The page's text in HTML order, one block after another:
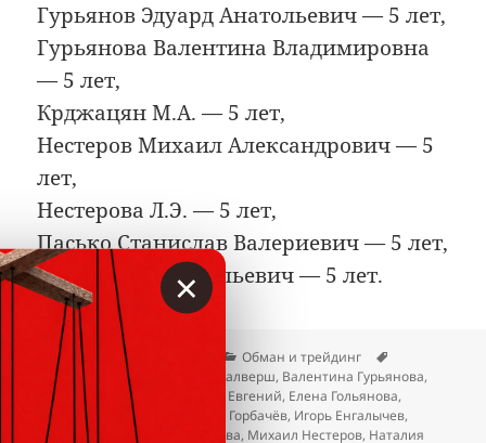
Гурьянов Эдуард Анатольевич — 5 лет,
Гурьянова Валентина Владимировна
— 5 лет,
Крджацян М.А. — 5 лет,
Нестеров Михаил Александрович — 5
лет,
Нестерова Л.Э. — 5 лет,
Пасько Станислав Валериевич — 5 лет,
Силаев Олег Васильевич — 5 лет.
Опубликовано
23.04.2026 Рубрики
Обман и трейдинг
Альбина Румянцева
Арнис Калверш, Валентина Гурьянова,
Данил Фридман Клюшенков
Евгений, Елена Гольянова,
Жамшидбек Ташбеков
Игорь Горбачёв, Игорь Енгалычев,
Крджацян М.А. , Майя Ахмедова, Михаил Нестеров, Наталия
×